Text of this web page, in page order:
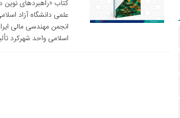
کتاب «راهبردهای
علمی دانشگاه آزاد
انجمن مهندسی مالی
اسلامی واحد شهرکرد